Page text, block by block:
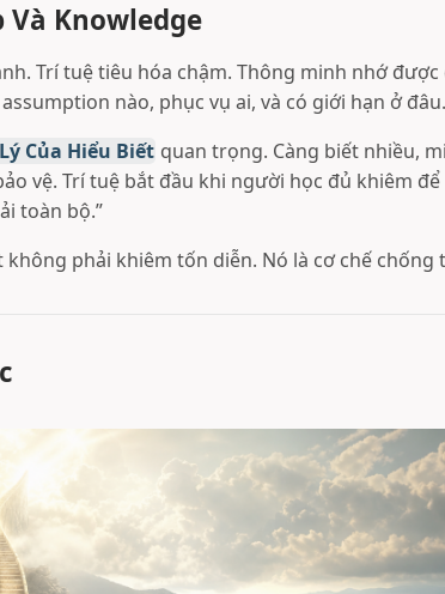
Và Knowledge
Trí tuệ tiêu hóa chậm. Thông minh nhớ
nào, phục vụ ai, và có giới hạn ở đâu.
Của Hiểu Biết quan trọng. Càng biết nhiều,
vệ. Trí tuệ bắt đầu khi người học đủ khiêm
toàn bộ.”
phải khiêm tốn diễn. Nó là cơ chế chống